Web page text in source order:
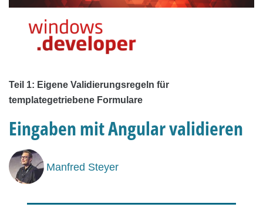
Teil 1: Eigene Validierungsregeln für
templategetriebene Formulare
Eingaben mit Angular validieren
Manfred Steyer